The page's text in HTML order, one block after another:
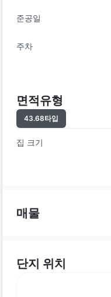
준공일
주차
면적유형
43.68타입
집 크기
매물
단지 위치